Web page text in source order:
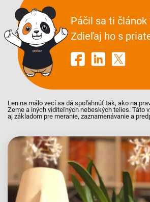
Páčil sa ti článok
Zdieľaj ho s
Len na málo vecí sa dá spoľahnúť tak, ako na
Zeme a iných viditeľných nebeských telies. Táto
aj základom pre meranie, zaznamenávanie a